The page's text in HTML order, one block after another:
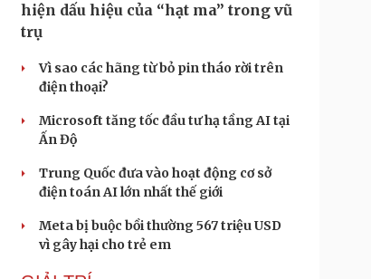
hiện dấu hiệu của “hạt ma” trong vũ
trụ
Vì sao các hãng từ bỏ pin tháo rời trên
điện thoại?
Microsoft tăng tốc đầu tư hạ tầng AI tại
Ấn Độ
Trung Quốc đưa vào hoạt động cơ sở
điện toán AI lớn nhất thế giới
Meta bị buộc bồi thường 567 triệu USD
vì gây hại cho trẻ em